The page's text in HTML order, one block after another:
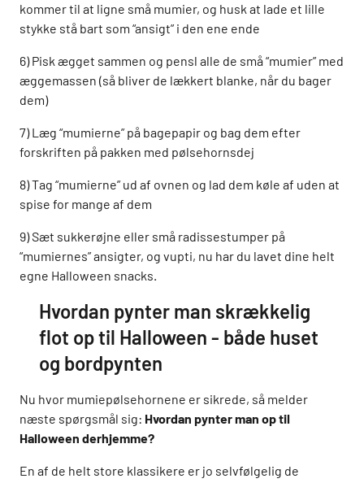
kommer til at ligne små mumier, og husk at lade et lille
stykke stå bart som “ansigt” i den ene ende
6) Pisk ægget sammen og pensl alle de små “mumier” med
æggemassen (så bliver de lækkert blanke, når du bager
dem)
7) Læg “mumierne” på bagepapir og bag dem efter
forskriften på pakken med pølsehornsdej
8) Tag “mumierne” ud af ovnen og lad dem køle af uden at
spise for mange af dem
9) Sæt sukkerøjne eller små radissestumper på
“mumiernes” ansigter, og vupti, nu har du lavet dine helt
egne Halloween snacks.
Hvordan pynter man skrækkelig
flot op til Halloween - både huset
og bordpynten
Nu hvor mumiepølsehornene er sikrede, så melder
næste spørgsmål sig: Hvordan pynter man op til
Halloween derhjemme?
En af de helt store klassikere er jo selvfølgelig de